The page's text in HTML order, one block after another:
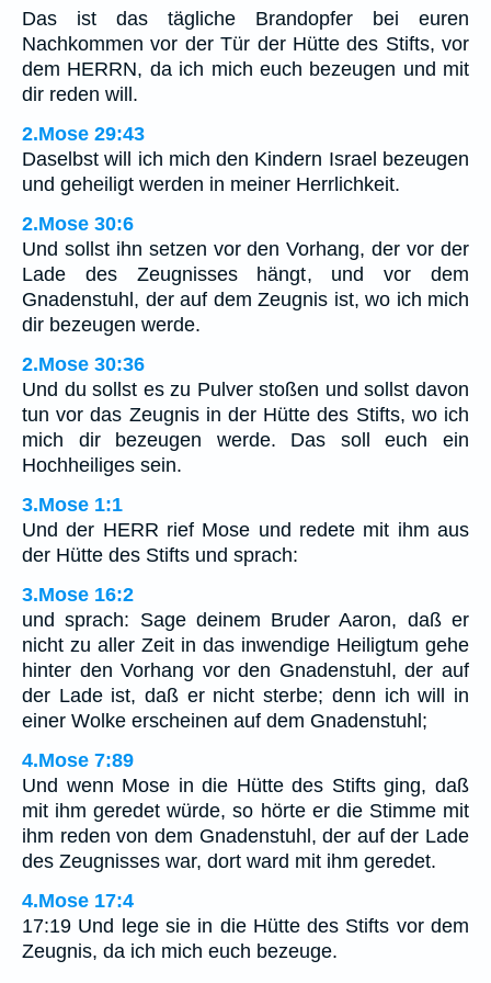
Das ist das tägliche Brandopfer bei euren
Nachkommen vor der Tür der Hütte des Stifts, vor
dem HERRN, da ich mich euch bezeugen und mit
dir reden will.
2.Mose 29:43
Daselbst will ich mich den Kindern Israel bezeugen
und geheiligt werden in meiner Herrlichkeit.
2.Mose 30:6
Und sollst ihn setzen vor den Vorhang, der vor der
Lade des Zeugnisses hängt, und vor dem
Gnadenstuhl, der auf dem Zeugnis ist, wo ich mich
dir bezeugen werde.
2.Mose 30:36
Und du sollst es zu Pulver stoßen und sollst davon
tun vor das Zeugnis in der Hütte des Stifts, wo ich
mich dir bezeugen werde. Das soll euch ein
Hochheiliges sein.
3.Mose 1:1
Und der HERR rief Mose und redete mit ihm aus
der Hütte des Stifts und sprach:
3.Mose 16:2
und sprach: Sage deinem Bruder Aaron, daß er
nicht zu aller Zeit in das inwendige Heiligtum gehe
hinter den Vorhang vor den Gnadenstuhl, der auf
der Lade ist, daß er nicht sterbe; denn ich will in
einer Wolke erscheinen auf dem Gnadenstuhl;
4.Mose 7:89
Und wenn Mose in die Hütte des Stifts ging, daß
mit ihm geredet würde, so hörte er die Stimme mit
ihm reden von dem Gnadenstuhl, der auf der Lade
des Zeugnisses war, dort ward mit ihm geredet.
4.Mose 17:4
17:19 Und lege sie in die Hütte des Stifts vor dem
Zeugnis, da ich mich euch bezeuge.